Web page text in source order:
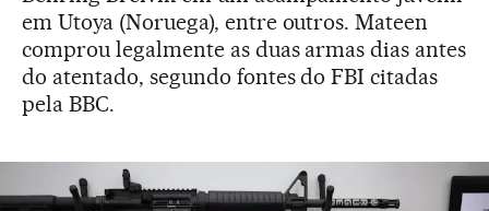
em Utoya (Noruega), entre outros. Mateen
comprou legalmente as duas armas dias antes
do atentado, segundo fontes do FBI citadas
pela BBC.